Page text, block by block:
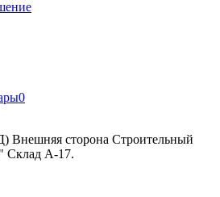
0
Внешняя сторона Строительный
Склад А-17.